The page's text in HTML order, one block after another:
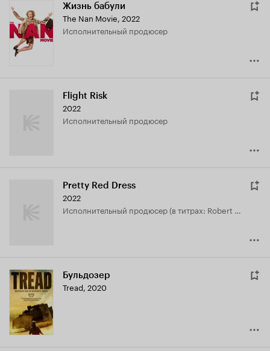
Жизнь бабули
The Nan Movie, 2022
исполнительный продюсер
Flight Risk
2022
исполнительный продюсер
Pretty Red Dress
2022
исполнительный продюсер (в титрах: Robert Halmi)
Бульдозер
Tread, 2020